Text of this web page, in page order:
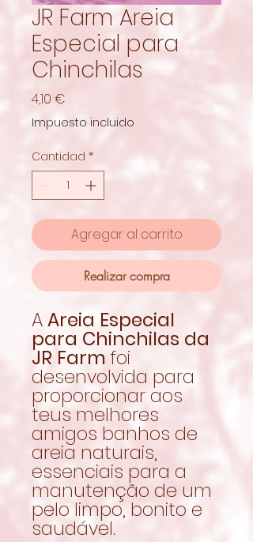
JR Farm Areia
Especial para
Chinchilas
4,10 €
Impuesto incluido
Cantidad *
Agregar al carrito
Realizar compra
AAreia Especial
para Chinchilas da
JR Farm foi
desenvolvida para
proporcionar aos
teus melhores
amigos banhos de
areia naturais,
essenciais para a
manutenção de um
pelo limpo, bonito e
saudável.